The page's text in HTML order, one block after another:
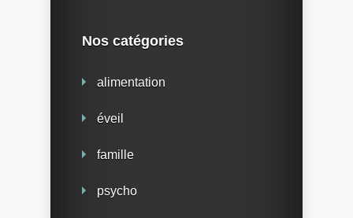
Nos catégories
alimentation
éveil
famille
psycho